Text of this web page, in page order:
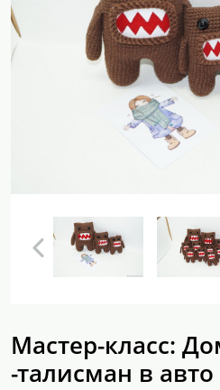
Мастер-класс:
-талисман в